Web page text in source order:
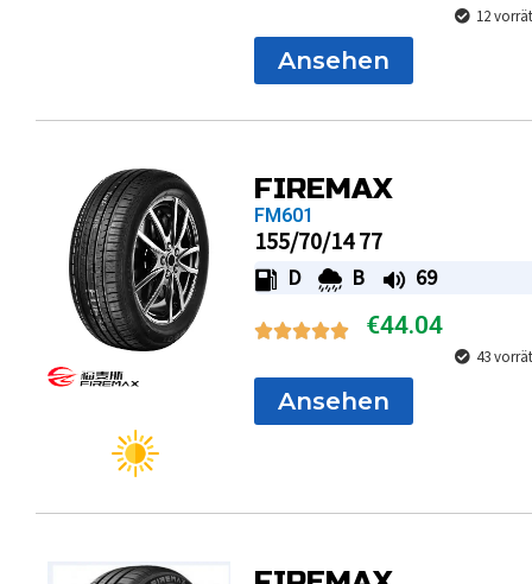
12
Ansehen
FIREMAX
FM601
155/70/14 77
D B 69
€44.04
43
Ansehen